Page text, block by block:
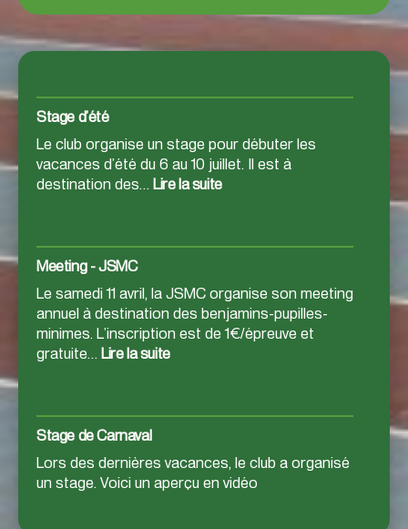
Stage d’été
Le club organise un stage pour débuter les
vacances d’été du 6 au 10 juillet. Il est à
destination des… Lire la suite:
Meeting – JSMC
Le samedi 11 avril, la JSMC organise son meeting
annuel à destination des benjamins-pupilles-
minimes. L’inscription est de 1€/épreuve et
gratuite… Lire la suite:
Stage de Carnaval
Lors des dernières vacances, le club a organisé
un stage. Voici un aperçu en vidéo